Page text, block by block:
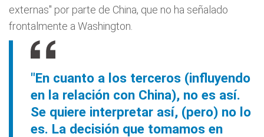
externas" por parte de China, que no ha señalado
frontalmente a Washington.
"En cuanto a los terceros (influyendo
en la relación con China), no es así.
Se quiere interpretar así, (pero) no lo
es. La decisión que tomamos en